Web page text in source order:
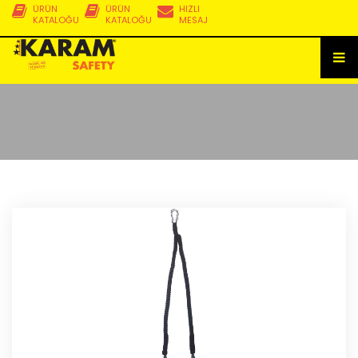
HIZLI
MESAJ
ÜRÜN
KATALOĞU
ÜRÜN
KATALOĞU